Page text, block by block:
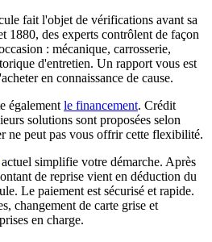
fait l'objet de vérifications avant sa
1880, des experts contrôlent de façon
: mécanique, carrosserie,
d'entretien. Un rapport vous est
en connaissance de cause.
également le financement. Crédit
solutions sont proposées selon
ne peut pas vous offrir cette flexibilité.
actuel simplifie votre démarche. Après
de reprise vient en déduction du
Le paiement est sécurisé et rapide.
changement de carte grise et
en charge.